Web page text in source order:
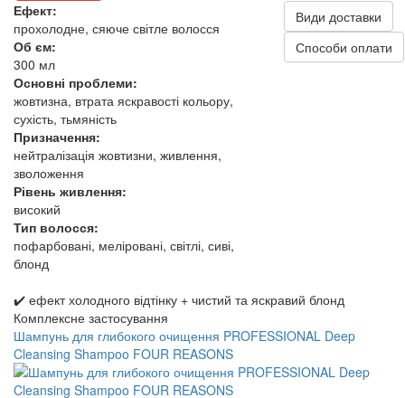
Ефект:
прохолодне, сяюче світле волосся
Об єм:
300 мл
Основні проблеми:
жовтизна, втрата яскравості кольору,
сухість, тьмяність
Призначення:
нейтралізація жовтизни, живлення,
зволоження
Рівень живлення:
високий
Тип волосся:
пофарбовані, меліровані, світлі, сиві,
блонд
Види доставки
Способи оплати
✔️ ефект холодного відтінку + чистий та яскравий блонд
Комплексне застосування
Шампунь для глибокого очищення PROFESSIONAL Deep
Cleansing Shampoo FOUR REASONS